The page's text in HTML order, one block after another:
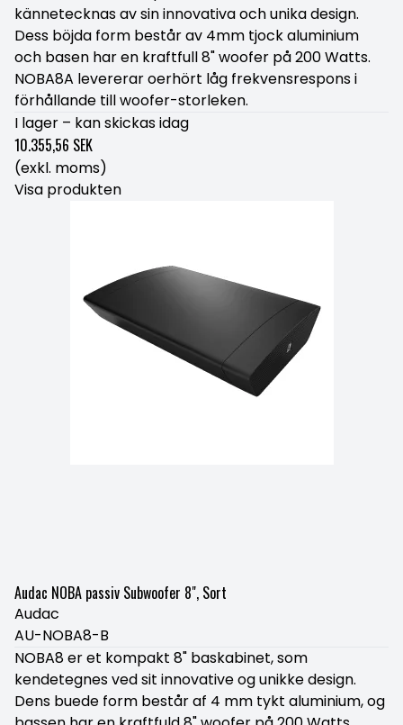
kännetecknas av sin innovativa och unika design.
Dess böjda form består av 4mm tjock aluminium
och basen har en kraftfull 8" woofer på 200 Watts.
NOBA8A levererar oerhört låg frekvensrespons i
förhållande till woofer-storleken.
I lager – kan skickas idag
10.355,56 SEK
(exkl. moms)
Visa produkten
Audac NOBA passiv Subwoofer 8", Sort
Audac
AU-NOBA8-B
NOBA8 er et kompakt 8" baskabinet, som
kendetegnes ved sit innovative og unikke design.
Dens buede form består af 4 mm tykt aluminium, og